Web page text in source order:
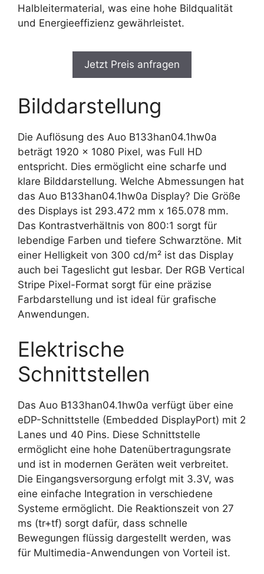
Halbleitermaterial, was eine hohe Bildqualität
und Energieeffizienz gewährleistet.
Jetzt Preis anfragen
Bilddarstellung
Die Auflösung des Auo B133han04.1hw0a
beträgt 1920 x 1080 Pixel, was Full HD
entspricht. Dies ermöglicht eine scharfe und
klare Bilddarstellung. Welche Abmessungen hat
das Auo B133han04.1hw0a Display? Die Größe
des Displays ist 293.472 mm x 165.078 mm.
Das Kontrastverhältnis von 800:1 sorgt für
lebendige Farben und tiefere Schwarztöne. Mit
einer Helligkeit von 300 cd/m² ist das Display
auch bei Tageslicht gut lesbar. Der RGB Vertical
Stripe Pixel-Format sorgt für eine präzise
Farbdarstellung und ist ideal für grafische
Anwendungen.
Elektrische
Schnittstellen
Das Auo B133han04.1hw0a verfügt über eine
eDP-Schnittstelle (Embedded DisplayPort) mit 2
Lanes und 40 Pins. Diese Schnittstelle
ermöglicht eine hohe Datenübertragungsrate
und ist in modernen Geräten weit verbreitet.
Die Eingangsversorgung erfolgt mit 3.3V, was
eine einfache Integration in verschiedene
Systeme ermöglicht. Die Reaktionszeit von 27
ms (tr+tf) sorgt dafür, dass schnelle
Bewegungen flüssig dargestellt werden, was
für Multimedia-Anwendungen von Vorteil ist.